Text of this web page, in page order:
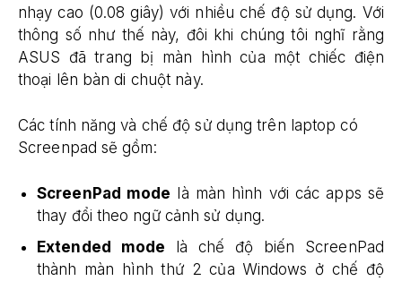
nhạy cao (0.08 giây) với nhiều chế độ sử dụng. Với
thông số như thế này, đôi khi chúng tôi nghĩ rằng
ASUS đã trang bị màn hình của một chiếc điện
thoại lên bàn di chuột này.
Các tính năng và chế độ sử dụng trên laptop có
Screenpad sẽ gồm:
ScreenPad mode là màn hình với các apps sẽ
thay đổi theo ngữ cảnh sử dụng.
Extended mode là chế độ biến ScreenPad
thành màn hình thứ 2 của Windows ở chế độ